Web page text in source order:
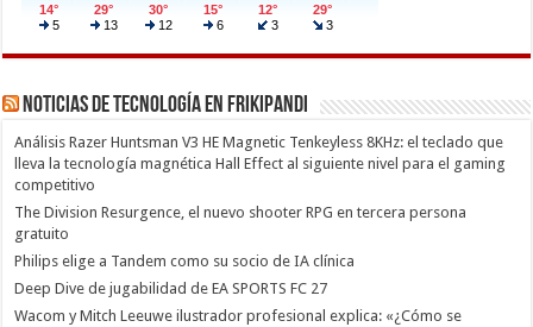
Noticias de Tecnología en Frikipandi
Análisis Razer Huntsman V3 HE Magnetic Tenkeyless 8KHz: el teclado que
lleva la tecnología magnética Hall Effect al siguiente nivel para el gaming
competitivo
The Division Resurgence, el nuevo shooter RPG en tercera persona
gratuito
Philips elige a Tandem como su socio de IA clínica
Deep Dive de jugabilidad de EA SPORTS FC 27
Wacom y Mitch Leeuwe ilustrador profesional explica: «¿Cómo se